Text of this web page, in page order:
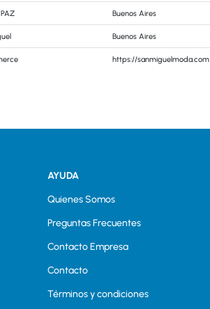
Buenos Aires
Buenos Aires
https://sanmiguelmoda.com
AYUDA
Quienes Somos
Preguntas Frecuentes
Contacto Empresa
Contacto
Términos y condiciones